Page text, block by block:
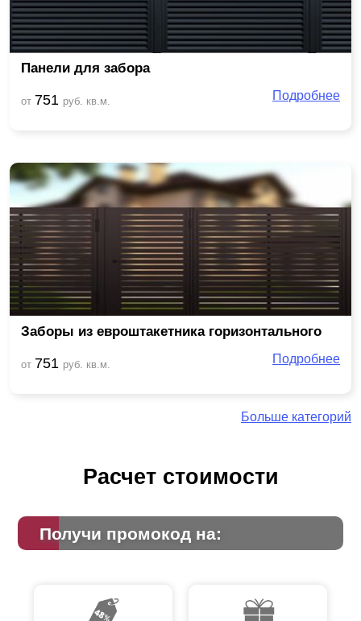
Панели для забора
от 751 руб. кв.м. Подробнее
Заборы из евроштакетника горизонтального
от 751 руб. кв.м. Подробнее
Больше категорий
Расчет стоимости
Получи промокод на: